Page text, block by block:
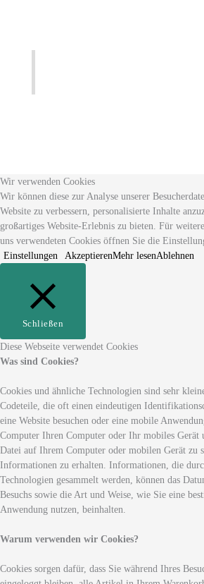
Wir verwenden Cookies
Wir können diese zur Analyse unserer
Website zu verbessern, personalisierte Inhalte
großartiges Website-Erlebnis zu bieten. Für
uns verwendeten Cookies öffnen Sie die
Einstellungen
AkzeptierenMehr lesenAblehnen
Schließen
Diese Webseite verwendet Cookies
Was sind Cookies?
Cookies und ähnliche Technologien sind sehr
Codeteile, die oft einen eindeutigen
eine Website besuchen oder eine mobile
Computer Ihren Computer oder Ihr mobiles Gerät
Datei auf Ihrem Computer oder mobilen Gerät zu
Informationen zu erhalten. Informationen, die
Technologien gesammelt werden, können das
Besuchs sowie die Art und Weise, wie Sie eine
Anwendung nutzen, beinhalten.
Warum verwenden wir Cookies?
Cookies sorgen dafür, dass Sie während Ihres